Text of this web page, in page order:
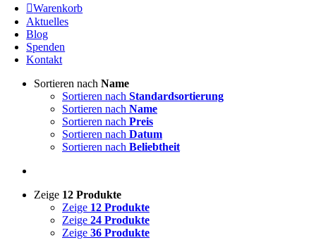
Warenkorb
Aktuelles
Blog
Spenden
Kontakt
Sortieren nach Name
Sortieren nach Standardsortierung
Sortieren nach Name
Sortieren nach Preis
Sortieren nach Datum
Sortieren nach Beliebtheit
Zeige 12 Produkte
Zeige 12 Produkte
Zeige 24 Produkte
Zeige 36 Produkte